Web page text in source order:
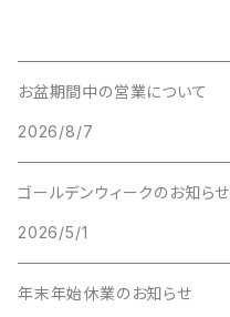
お盆期間中の営業について
2026/8/7
ゴールデンウィークのお知らせ
2026/5/1
年末年始休業のお知らせ